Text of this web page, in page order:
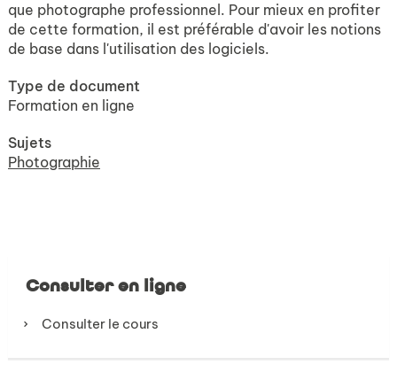
que photographe professionnel. Pour mieux en profiter
de cette formation, il est préférable d'avoir les notions
de base dans l'utilisation des logiciels.
Type de document
Formation en ligne
Sujets
Photographie
Consulter en ligne
Consulter le cours